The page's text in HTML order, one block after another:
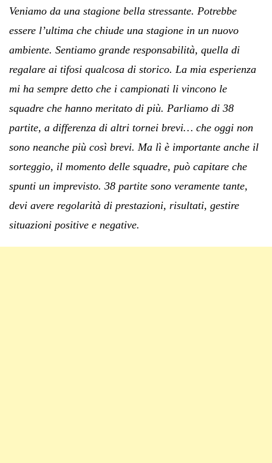
Veniamo da una stagione bella stressante. Potrebbe
essere l’ultima che chiude una stagione in un nuovo
ambiente. Sentiamo grande responsabilità, quella di
regalare ai tifosi qualcosa di storico. La mia esperienza
mi ha sempre detto che i campionati li vincono le
squadre che hanno meritato di più. Parliamo di 38
partite, a differenza di altri tornei brevi… che oggi non
sono neanche più così brevi. Ma lì è importante anche il
sorteggio, il momento delle squadre, può capitare che
spunti un imprevisto. 38 partite sono veramente tante,
devi avere regolarità di prestazioni, risultati, gestire
situazioni positive e negative.